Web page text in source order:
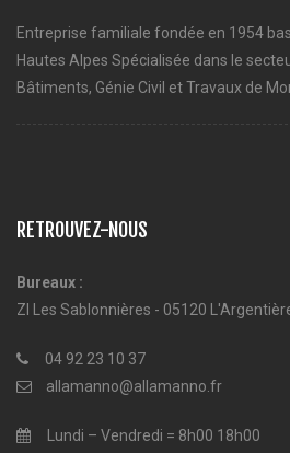
Entreprise familiale fondée en 1954
Hautes Alpes Spécialisée dans le
Bâtiments, Génie Civil et Travaux de
RETROUVEZ-NOUS
Bureaux :
ZI Les Sablonnières - 05120
04 92 23 10 37
allamanno@allamanno.fr
Lundi – Vendredi = 8h00 18h00